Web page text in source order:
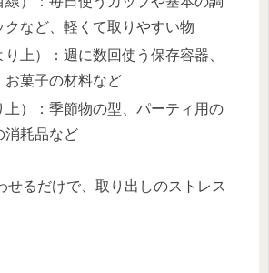
クなど、軽くて取りやすい物
上）：週に数回使う保存容器、
お菓子の材料など
上）：季節物の型、パーティ用の
消耗品など
せるだけで、取り出しのストレス